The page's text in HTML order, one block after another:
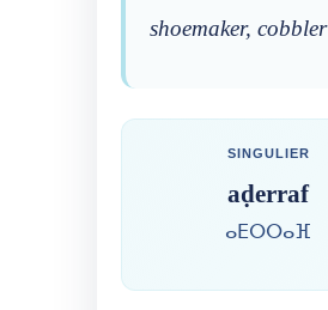
shoemaker, cobbler
SINGULIER
aḍerraf
ⴰⴹⵔⵔⴰⴼ